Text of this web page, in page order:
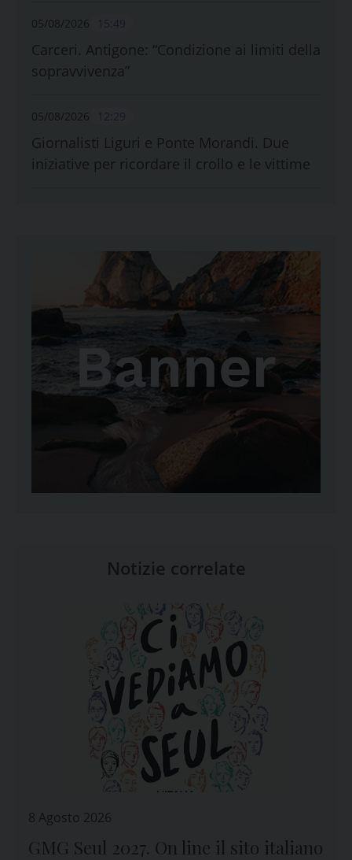
05/08/2026
Carceri. Antigone: “Condizione ai limiti della
sopravvivenza”
05/08/2026
Giornalisti Liguri e Ponte Morandi. Due
iniziative per ricordare il crollo e le vittime
Notizie correlate
8 Agosto 2026
GMG Seul 2027. On line il sito italiano